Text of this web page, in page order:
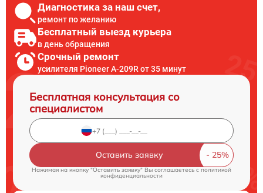
Диагностика за наш счет,
ремонт по желанию
Бесплатный выезд курьера
в день обращения
Срочный ремонт
усилителя Pioneer A-209R от 35 минут
Бесплатная консультация со
специалистом
Оставить заявку
Нажимая на кнопку "Оставить заявку" Вы соглашаетесь c политикой
конфиденциальности